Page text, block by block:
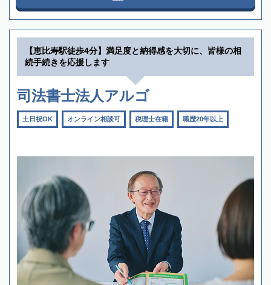
【恵比寿駅徒歩4分】満足度と納得感を大切に、皆様の相
続手続きを応援します
司法書士法人アルゴ
土日祝OK オンライン相談可 税理士在籍 職歴20年以上